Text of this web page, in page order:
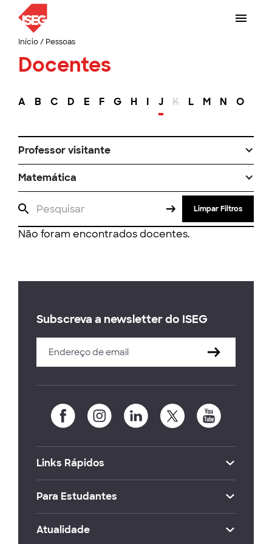
Início/ Pessoas
Docentes
A B C D E F G H I J K L M N O
Professor visitante
Matemática
Limpar Filtros
Não foram encontrados docentes.
Subscreva a newsletter do ISEG
Links Rápidos
Para Estudantes
Atualidade